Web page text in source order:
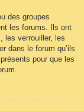
des groupes
les forums. Ils ont
les verrouiller, les
dans le forum qu’ils
pour que les